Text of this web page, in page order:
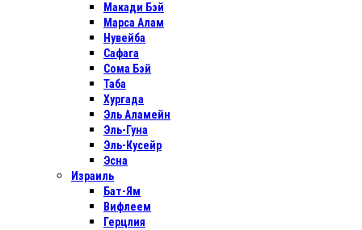
Макади Бэй
Марса Алам
Нувейба
Сафага
Сома Бэй
Таба
Хургада
Эль Аламейн
Эль-Гуна
Эль-Кусейр
Эсна
Израиль
Бат-Ям
Вифлеем
Герцлия